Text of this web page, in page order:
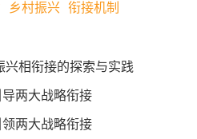
乡村振兴 衔接机制
兴相衔接的探索与实践
两大战略衔接
两大战略衔接